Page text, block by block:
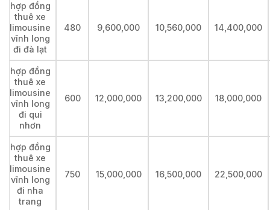
hợp đồng
thuê xe
limousine
vĩnh long
đi đà lạt
480 9,600,000 10,560,000 14,400,000
hợp đồng
thuê xe
limousine
vĩnh long
đi qui
nhơn
600 12,000,000 13,200,000 18,000,000
hợp đồng
thuê xe
limousine
vĩnh long
đi nha
trang
750 15,000,000 16,500,000 22,500,000